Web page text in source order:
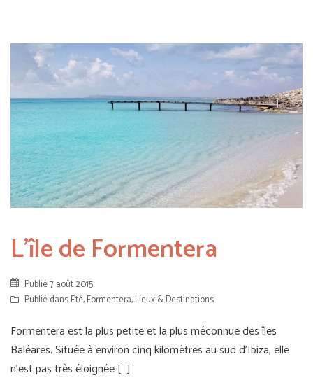
L’île de Formentera
Publié7 août 2015
Publié dansEté,Formentera,Lieux & Destinations
Formentera est la plus petite et la plus méconnue des îles
Baléares. Située à environ cinq kilomètres au sud d’Ibiza, elle
n’est pas très éloignée […]